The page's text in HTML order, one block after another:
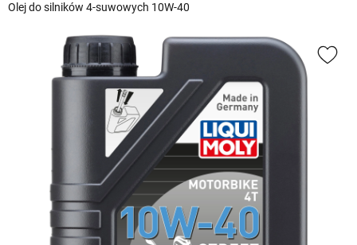
Olej do silników 4-suwowych 10W-40